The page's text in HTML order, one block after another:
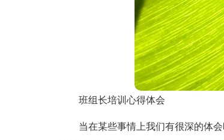
班组长培训心得体会
当在某些事情上我们有很深的体